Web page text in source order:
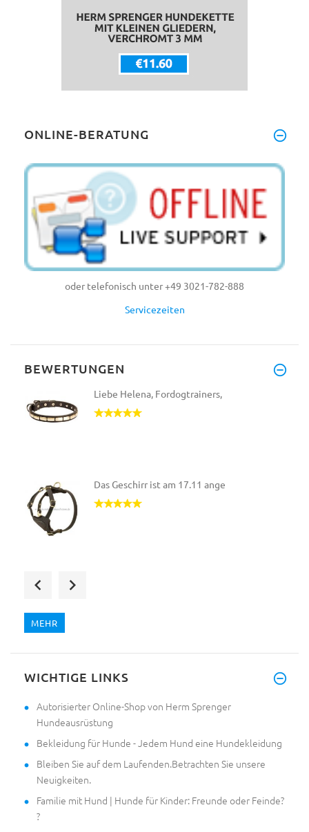
ONLINE-BERATUNG
oder telefonisch unter +49 3021-782-888
Servicezeiten
BEWERTUNGEN
Liebe Helena, Fordogtrainers,
Das Geschirr ist am 17.11 ange
MEHR
WICHTIGE LINKS
Autorisierter Online-Shop von Herm Sprenger
Hundeausrüstung
Bekleidung für Hunde - Jedem Hund eine Hundekleidung
Bleiben Sie auf dem Laufenden.Betrachten Sie unsere
Neuigkeiten.
Familie mit Hund | Hunde für Kinder: Freunde oder Feinde?
?